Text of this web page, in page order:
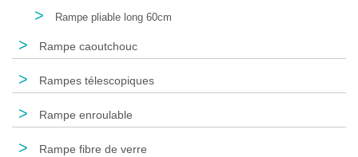
> Rampe pliable long 60cm
> Rampe caoutchouc
> Rampes télescopiques
> Rampe enroulable
> Rampe fibre de verre